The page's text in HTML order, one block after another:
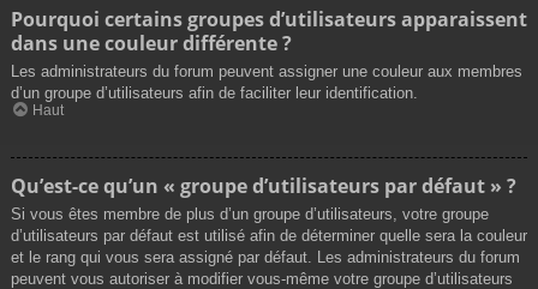
Pourquoi certains groupes d’utilisateurs apparaissent
dans une couleur différente ?
Les administrateurs du forum peuvent assigner une couleur aux membres
d’un groupe d’utilisateurs afin de faciliter leur identification.
Haut
Qu’est-ce qu’un « groupe d’utilisateurs par défaut » ?
Si vous êtes membre de plus d’un groupe d’utilisateurs, votre groupe
d’utilisateurs par défaut est utilisé afin de déterminer quelle sera la couleur
et le rang qui vous sera assigné par défaut. Les administrateurs du forum
peuvent vous autoriser à modifier vous-même votre groupe d’utilisateurs